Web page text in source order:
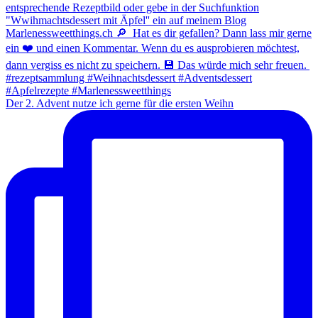
Der 2. Advent nutze ich gerne für die ersten Weihn